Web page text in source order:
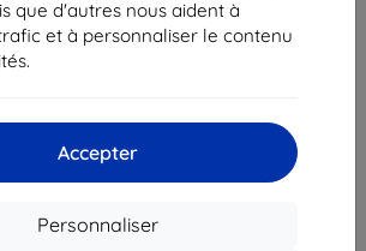
que d'autres nous aident à
et à personnaliser le contenu
Accepter
Personnaliser
«